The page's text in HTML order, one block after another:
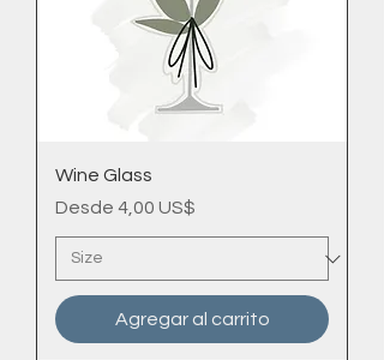
Wine Glass
Desde 4,00 US$
Precio de oferta
Agregar al carrito